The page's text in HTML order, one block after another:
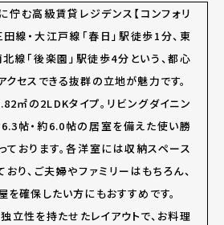
佇む高級賃貸レジデンス【コンフォリ
線・大江戸線「春日」駅徒歩1分、東
線「後楽園」駅徒歩4分という、都心
セスできる抜群の立地が魅力です。
㎡の2LDKタイプ。リビングダイニン
帖・約6.0帖の居室を備えた使い勝
ております。各洋室には収納スペース
り、ご夫婦やファミリーはもちろん、
確保したい方にもおすすめです。
立性を持たせたレイアウトで、お料理